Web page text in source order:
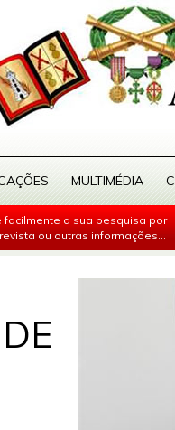
MULTIMÉDIA
facilmente a sua pesquisa por
ou outras informações...